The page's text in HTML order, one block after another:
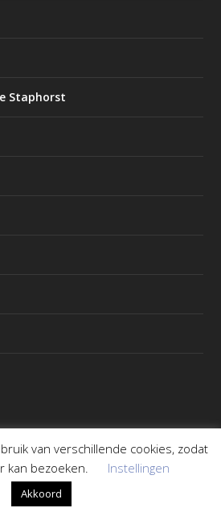
Staphorst
Themes | Mogelijk gemaakt door
WordPress
van verschillende cookies, zodat
kan bezoeken.
Instellingen
Akkoord